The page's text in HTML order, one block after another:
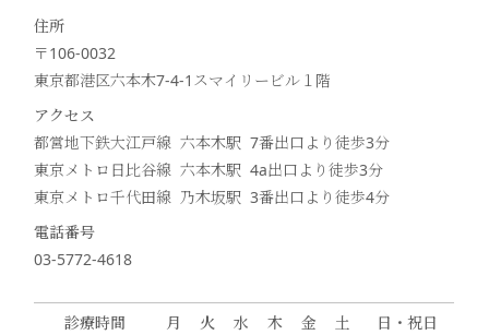
住所
〒106-0032
東京都港区六本木7-4-1スマイリービル１階
アクセス
都営地下鉄大江戸線 六本木駅 7番出口より徒歩3分
東京メトロ日比谷線 六本木駅 4a出口より徒歩3分
東京メトロ千代田線 乃木坂駅 3番出口より徒歩4分
電話番号
03-5772-4618
診療時間 月 火 水 木 金 土
日・祝日